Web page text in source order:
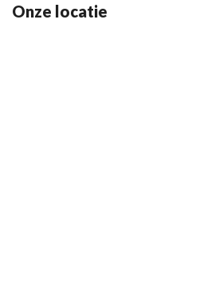
Onze locatie